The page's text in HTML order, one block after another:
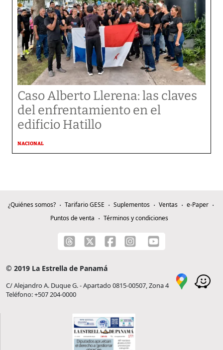
Caso Alberto Llerena: las claves
del enfrentamiento en el
edificio Hatillo
NACIONAL
¿Quiénes somos? Tarifario GESE Suplementos Ventas
e-Paper
Puntos de venta
Términos y condiciones
© 2019 La Estrella de Panamá
C/ Alejandro A. Duque G. - Apartado 0815-00507, Zona 4
Teléfono: +507 204-0000